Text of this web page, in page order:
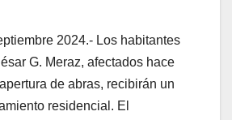
2024.- Los habitantes
G. Meraz, afectados hace
de abras, recibirán un
residencial. El